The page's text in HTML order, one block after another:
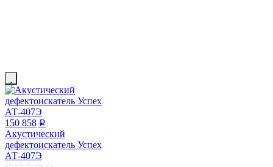
150 858 p
Акустический
дефектоискатель Успех
АТ-407Э